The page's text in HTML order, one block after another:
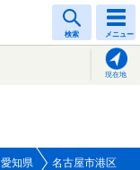
検索 メニュー
現在地
愛知県 名古屋市港区